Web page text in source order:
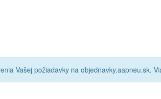
Vašej požiadavky na objednavky.aapneu.sk.